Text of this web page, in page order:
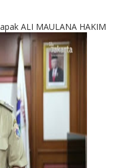
ALI MAULANA HAKIM